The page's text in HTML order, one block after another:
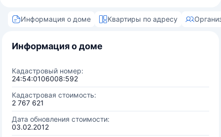
Информация о доме Квартиры по адресу
Информация о доме
Кадастровый номер:
24:54:0106008:592
Кадастровая стоимость:
2 767 621
Дата обновления стоимости:
03.02.2012